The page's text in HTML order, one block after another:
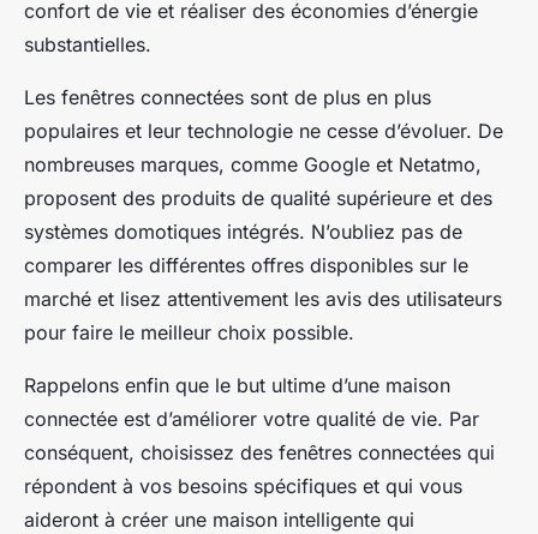
confort de vie et réaliser des économies d’énergie
substantielles.
Les fenêtres connectées sont de plus en plus
populaires et leur technologie ne cesse d’évoluer. De
nombreuses marques, comme Google et Netatmo,
proposent des produits de qualité supérieure et des
systèmes domotiques intégrés. N’oubliez pas de
comparer les différentes offres disponibles sur le
marché et lisez attentivement les avis des utilisateurs
pour faire le meilleur choix possible.
Rappelons enfin que le but ultime d’une maison
connectée est d’améliorer votre qualité de vie. Par
conséquent, choisissez des fenêtres connectées qui
répondent à vos besoins spécifiques et qui vous
aideront à créer une maison intelligente qui